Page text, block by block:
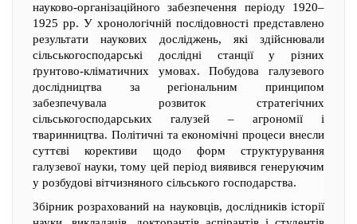
науково-організаційного забезпечення періоду 1920–
1925 рр. У хронологічній послідовності представлено
результати наукових досліджень, які здійснювали
сільськогосподарські дослідні станції у різних
ґрунтово-кліматичних умовах. Побудова галузевого
дослідництва за регіональним принципом
забезпечувала розвиток стратегічних
сільськогосподарських галузей – агрономії і
тваринництва. Політичні та економічні процеси внесли
суттєві корективи щодо форм структурування
галузевої науки, тому цей період виявився генеруючим
у розбудові вітчизняного сільського господарства.
Збірник розрахований на науковців, дослідників історії